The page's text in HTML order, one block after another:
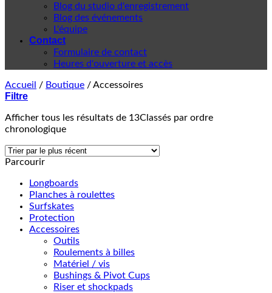
Blog du studio d'enregistrement
Blog des événements
L'équipe
Contact
Formulaire de contact
Heures d'ouverture et accès
Accueil / Boutique /Accessoires
Filtre
Afficher tous les résultats de 13Classés par ordre
chronologique
Parcourir
Longboards
Planches à roulettes
Surfskates
Protection
Accessoires
Outils
Roulements à billes
Matériel / vis
Bushings & Pivot Cups
Riser et shockpads